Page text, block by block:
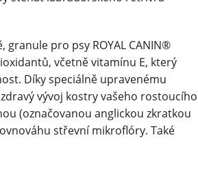
pro psy ROYAL CANIN®
včetně vitamínu E, který
Díky speciálně upravenému
vývoj kostry vašeho rostoucího
(označovanou anglickou zkratkou
střevní mikroflóry. Také